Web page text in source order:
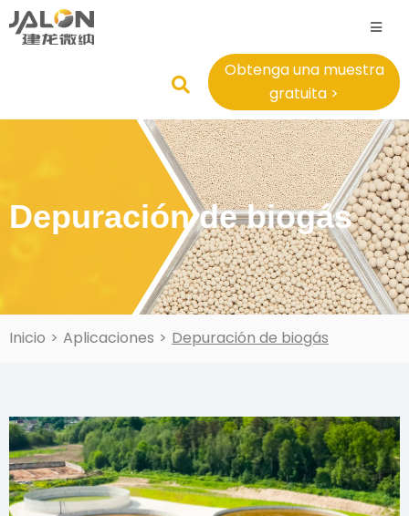
Obtenga una muestra
gratuita >
Depuración de biogás
Inicio > Aplicaciones > Depuración de biogás